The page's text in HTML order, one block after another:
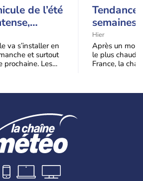
de l’été
la
va s’installer en
et surtout
prochaine. Les
Tendance
semaines
septembre
Hier
Après un
le plus chaud
France, la